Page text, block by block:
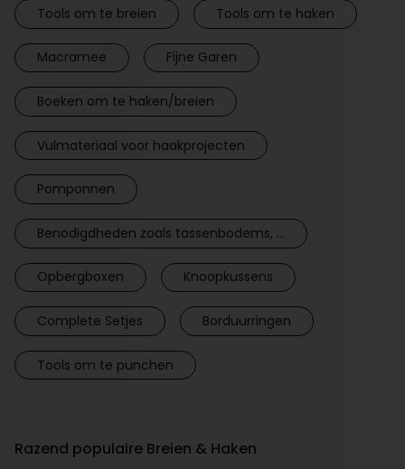
Tools om te breien Tools om te haken
Macramee Fijne Garen
Boeken om te haken/breien
Vulmateriaal voor haakprojecten
Pomponnen
Benodigdheden zoals tassenbodems, ...
Opbergboxen Knoopkussens
Complete Setjes Borduurringen
Tools om te punchen
Razend populaire Breien & Haken